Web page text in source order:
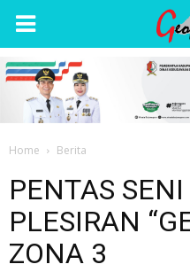
Wisata
Bojonegoro
Home Berita
PENTAS
PLESIRAN
ZONA 3